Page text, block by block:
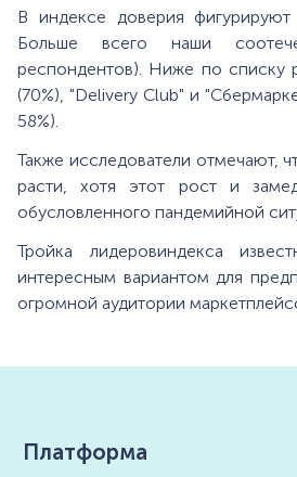
В индексе доверия
Больше всего наши
респондентов). Ниже по списку
(70%), "Delivery Club" и
58%).
Также исследователи отмечают,
расти, хотя этот рост и
обусловленного пандемийной
Тройка лидеровиндекса
интересным вариантом для
огромной аудитории
Платформа